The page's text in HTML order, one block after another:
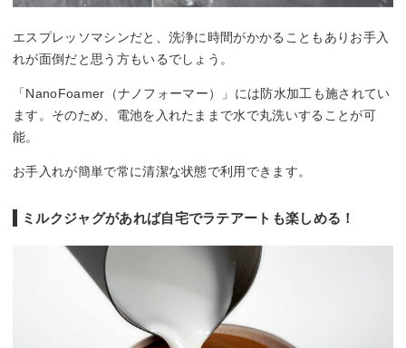
エスプレッソマシンだと、洗浄に時間がかかることもありお手入
れが面倒だと思う方もいるでしょう。
「NanoFoamer（ナノフォーマー）」には防水加工も施されてい
ます。そのため、電池を入れたままで水で丸洗いすることが可
能。
お手入れが簡単で常に清潔な状態で利用できます。
ミルクジャグがあれば自宅でラテアートも楽しめる！